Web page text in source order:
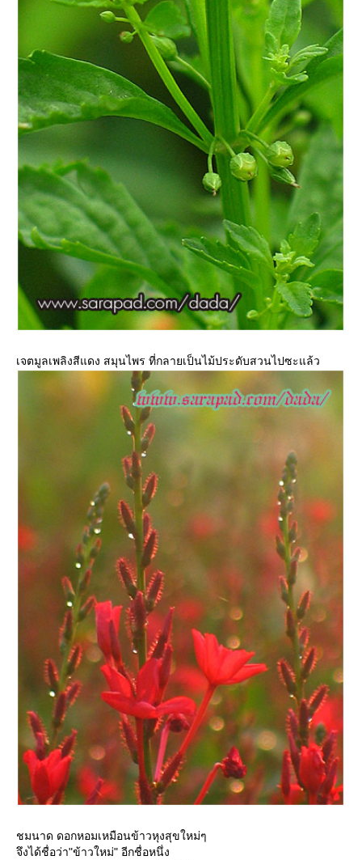
เจตมูลเพลิงสีแดง สมุนไพร ที่กลายเป็นไม้ประดับสวนไปซะแล้ว
ชมนาด ดอกหอมเหมือนข้าวหุงสุขใหม่ๆ
จึงได้ชื่อว่า"ข้าวใหม่" อีกชื่อหนึ่ง